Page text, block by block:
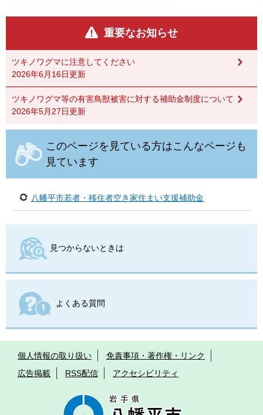
重要なお知らせ
ツキノワグマに注意してください
2026年6月16日更新
ツキノワグマ等の有害鳥獣被害に対する補助金制度について
2026年5月27日更新
このページを見ている方はこんなページも
見ています
八幡平市若者・移住者空き家住まい支援補助金
見つからないときは
よくある質問
個人情報の取り扱い
免責事項・著作権・リンク
広告掲載
RSS配信 アクセシビリティ